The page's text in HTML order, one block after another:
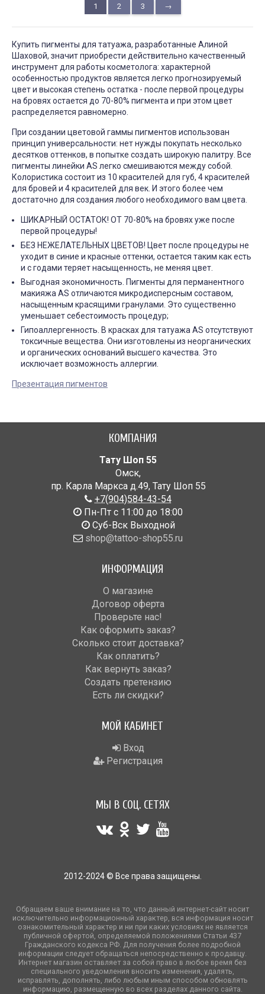
1 2 3 →
Купить пигменты для татуажа, разработанные Алиной
Шаховой, значит приобрести действительно качественный
инструмент для работы косметолога: характерной
особенностью продуктов является легко прогнозируемый
цвет и высокая степень остатка - после первой процедуры
на бровях остается до 70-80% пигмента и при этом цвет
распределяется равномерно.
При создании цветовой гаммы пигментов использован
принцип универсальности: нет нужды покупать несколько
десятков оттенков, в попытке создать широкую палитру. Все
пигменты линейки AS легко смешиваются между собой.
Колористика состоит из 10 красителей для губ, 4 красителей
для бровей и 4 красителей для век. И этого более чем
достаточно для создания любого необходимого вам цвета.
ШИКАРНЫЙ ОСТАТОК! ОТ 70-80% на бровях уже после
первой процедуры!
БЕЗ НЕЖЕЛАТЕЛЬНЫХ ЦВЕТОВ! Цвет после процедуры не
уходит в синие и красные оттенки, остается таким как есть
и с годами теряет насыщенность, не меняя цвет.
Выгодная экономичность. Пигменты для перманентного
макияжа AS отличаются микродисперсным составом,
насыщенным красящими гранулами. Это существенно
уменьшает себестоимость процедур;
Гипоаллергенность. В красках для татуажа AS отсутствуют
токсичные вещества. Они изготовлены из неорганических
и органических оснований высшего качества. Это
исключает возможность аллергии.
Презентация пигментов
КОМПАНИЯ
Тату Шоп 55
Омск,
пр. Карла Маркса д.49, Тату Шоп 55
+7(904)584-43-54
Пн-Пт с 11:00 до 18:00
Cуб-Вск Выходной
shop@tattoo-shop55.ru
ИНФОРМАЦИЯ
О магазине
Договор оферта
Проверьте нас!
Как оформить заказ?
Сколько стоит доставка?
Как оплатить?
Как вернуть заказ?
Создать претензию
Есть ли скидки?
МОЙ КАБИНЕТ
Вход
Регистрация
МЫ В СОЦ. СЕТЯХ
2012-2024 © Все права защищены.
Обращаем ваше внимание на то, что данный интернет-сайт носит
исключительно информационный характер, вся информация носит
ознакомительный характер и ни при каких условиях не является
публичной офертой, определяемой положениями Статьи 437
Гражданского кодекса РФ. Для получения более подробной
информации следует обращаться непосредственно к продавцу.
Интернет магазин оставляет за собой право в любое время без
специального уведомления вносить изменения, удалять,
исправлять, дополнять, либо любым иным способом обновлять
информацию, размещенную во всех разделах данного сайта.